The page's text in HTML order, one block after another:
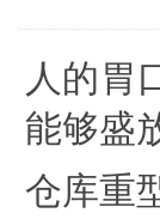
人的胃
能够盛
仓库重